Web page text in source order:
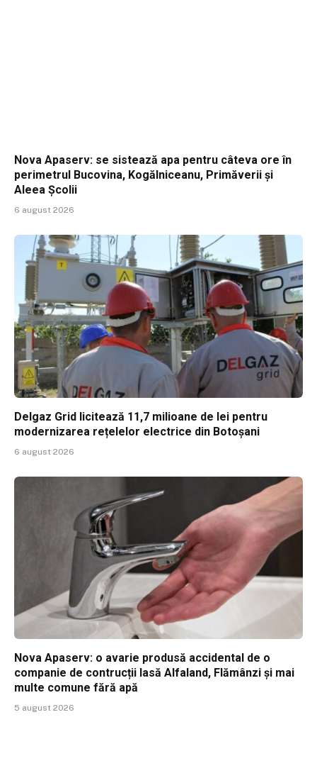
Nova Apaserv: se sistează apa pentru câteva ore în
perimetrul Bucovina, Kogălniceanu, Primăverii și
Aleea Școlii
6 august 2026
Delgaz Grid licitează 11,7 milioane de lei pentru
modernizarea rețelelor electrice din Botoșani
6 august 2026
Nova Apaserv: o avarie produsă accidental de o
companie de contrucții lasă Alfaland, Flămânzi și mai
multe comune fără apă
5 august 2026